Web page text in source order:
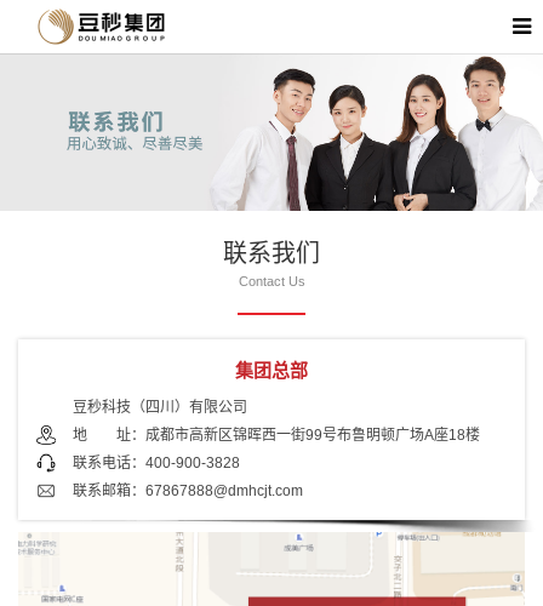
联系我们
Contact Us
集团总部
豆秒科技（四川）有限公司
地 址： 成都市高新区锦晖西一街99号布鲁明顿广场A座18楼
联系电话： 400-900-3828
联系邮箱：67867888@dmhcjt.com